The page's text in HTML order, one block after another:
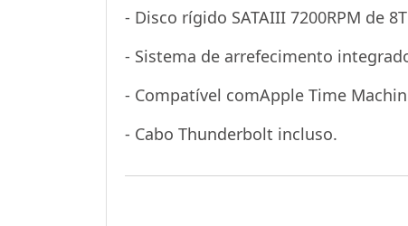
- Disco rígido SATAIII 7200RPM de
- Sistema de arrefecimento
- Compatível comApple Time
- Cabo Thunderbolt incluso.